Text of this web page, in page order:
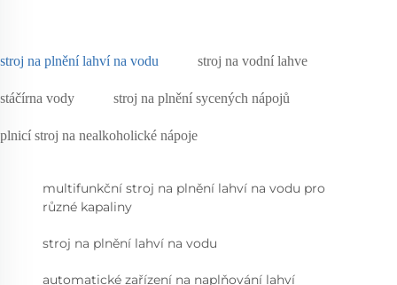
stroj na plnění lahví na vodu stroj na vodní lahve
stáčírna vody stroj na plnění sycených nápojů
plnicí stroj na nealkoholické nápoje
multifunkční stroj na plnění lahví na vodu pro
různé kapaliny
stroj na plnění lahví na vodu
automatické zařízení na naplňování lahví